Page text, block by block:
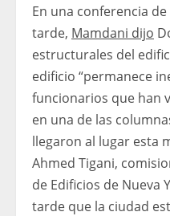
En una conferencia
tarde, Mamdani dijo
estructurales del
edificio “permanece
funcionarios que han
en una de las
llegaron al lugar esta
Ahmed Tigani,
de Edificios de Nueva
tarde que la ciudad